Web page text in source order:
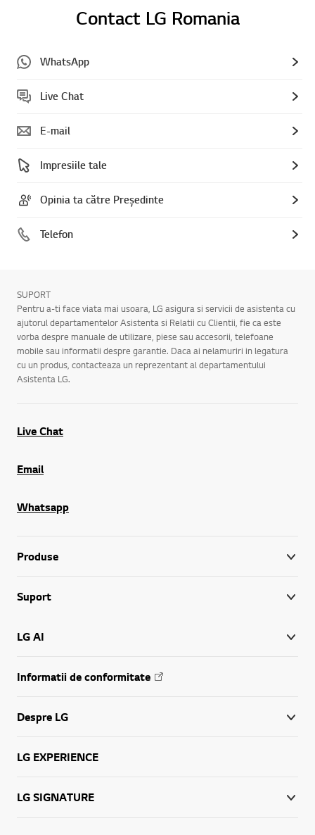
Contact LG Romania
WhatsApp
Live Chat
E-mail
Impresiile tale
Opinia ta către Președinte
Telefon
SUPORT
Pentru a-ti face viata mai usoara, LG asigura si servicii de asistenta cu
ajutorul departamentelor Asistenta si Relatii cu Clientii, fie ca este
vorba despre manuale de utilizare, piese sau accesorii, telefoane
mobile sau informatii despre garantie. Daca ai nelamuriri in legatura
cu un produs, contacteaza un reprezentant al departamentului
Asistenta LG.
Live Chat
Email
Whatsapp
Produse
Suport
LG AI
Informatii de conformitate
Despre LG
LG EXPERIENCE
LG SIGNATURE